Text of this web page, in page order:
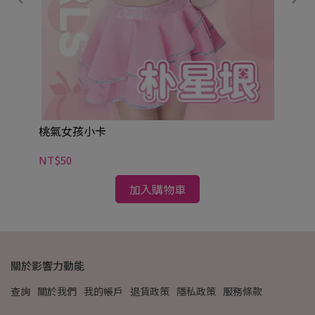
桃氣女孩小卡
NT$50
加入購物車
關於影響力動能
查詢 關於我們 我的帳戶 退貨政策 隱私政策 服務條款